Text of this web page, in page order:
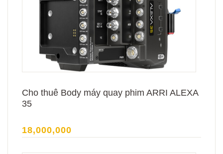
Cho thuê Body máy quay phim ARRI ALEXA
35
18,000,000